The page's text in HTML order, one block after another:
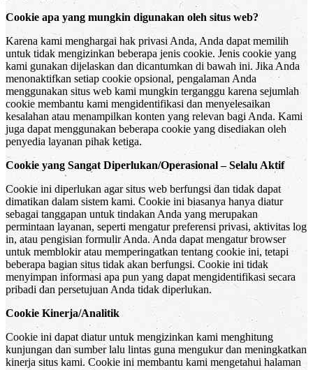
Cookie apa yang mungkin digunakan oleh situs web?
Karena kami menghargai hak privasi Anda, Anda dapat memilih
untuk tidak mengizinkan beberapa jenis cookie. Jenis cookie yang
kami gunakan dijelaskan dan dicantumkan di bawah ini. Jika Anda
menonaktifkan setiap cookie opsional, pengalaman Anda
menggunakan situs web kami mungkin terganggu karena sejumlah
cookie membantu kami mengidentifikasi dan menyelesaikan
kesalahan atau menampilkan konten yang relevan bagi Anda. Kami
juga dapat menggunakan beberapa cookie yang disediakan oleh
penyedia layanan pihak ketiga.
Cookie yang Sangat Diperlukan/Operasional – Selalu Aktif
Cookie ini diperlukan agar situs web berfungsi dan tidak dapat
dimatikan dalam sistem kami. Cookie ini biasanya hanya diatur
sebagai tanggapan untuk tindakan Anda yang merupakan
permintaan layanan, seperti mengatur preferensi privasi, aktivitas log
in, atau pengisian formulir Anda. Anda dapat mengatur browser
untuk memblokir atau memperingatkan tentang cookie ini, tetapi
beberapa bagian situs tidak akan berfungsi. Cookie ini tidak
menyimpan informasi apa pun yang dapat mengidentifikasi secara
pribadi dan persetujuan Anda tidak diperlukan.
Cookie Kinerja/Analitik
Cookie ini dapat diatur untuk mengizinkan kami menghitung
kunjungan dan sumber lalu lintas guna mengukur dan meningkatkan
kinerja situs kami. Cookie ini membantu kami mengetahui halaman